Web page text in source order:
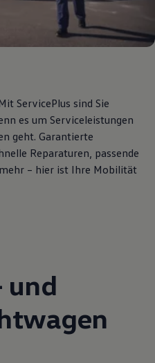
ServicePlus sind Sie
es um Serviceleistungen
geht. Garantierte
Reparaturen, passende
– hier ist Ihre Mobilität
und